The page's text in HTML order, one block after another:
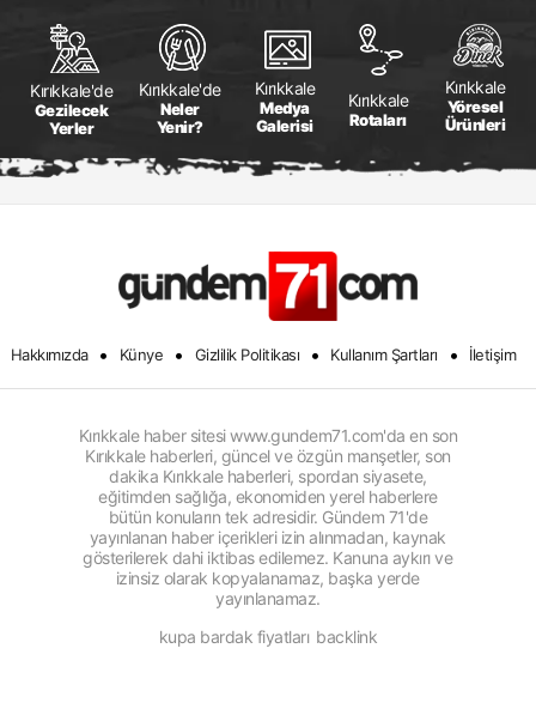
Kırıkkale'de
Gezilecek
Yerler
Kırıkkale'de
Neler
Yenir?
Kırıkkale
Medya
Galerisi
Kırıkkale
Rotaları
Kırıkkale
Yöresel
Ürünleri
Hakkımızda • Künye • Gizlilik Politikası • Kullanım Şartları • İletişim
Kırıkkale haber sitesi www.gundem71.com'da en son
Kırıkkale haberleri, güncel ve özgün manşetler, son
dakika Kırıkkale haberleri, spordan siyasete,
eğitimden sağlığa, ekonomiden yerel haberlere
bütün konuların tek adresidir. Gündem 71'de
yayınlanan haber içerikleri izin alınmadan, kaynak
gösterilerek dahi iktibas edilemez. Kanuna aykırı ve
izinsiz olarak kopyalanamaz, başka yerde
yayınlanamaz.
kupa bardak fiyatları backlink